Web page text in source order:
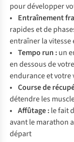
pour développer
• Entraînement
rapides et de
entraîner la vitesse
• Tempo run :un
en dessous de
endurance et votre
• Course de
détendre les
• Affûtage :le fait
avant le marathon
départ